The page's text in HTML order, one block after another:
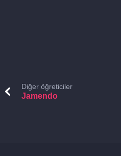
Diğer öğreticiler
Jamendo